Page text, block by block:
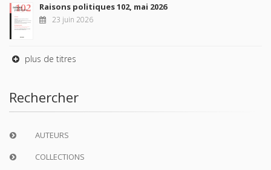
Raisons politiques 102, mai 2026
23 juin 2026
plus de titres
Rechercher
AUTEURS
COLLECTIONS